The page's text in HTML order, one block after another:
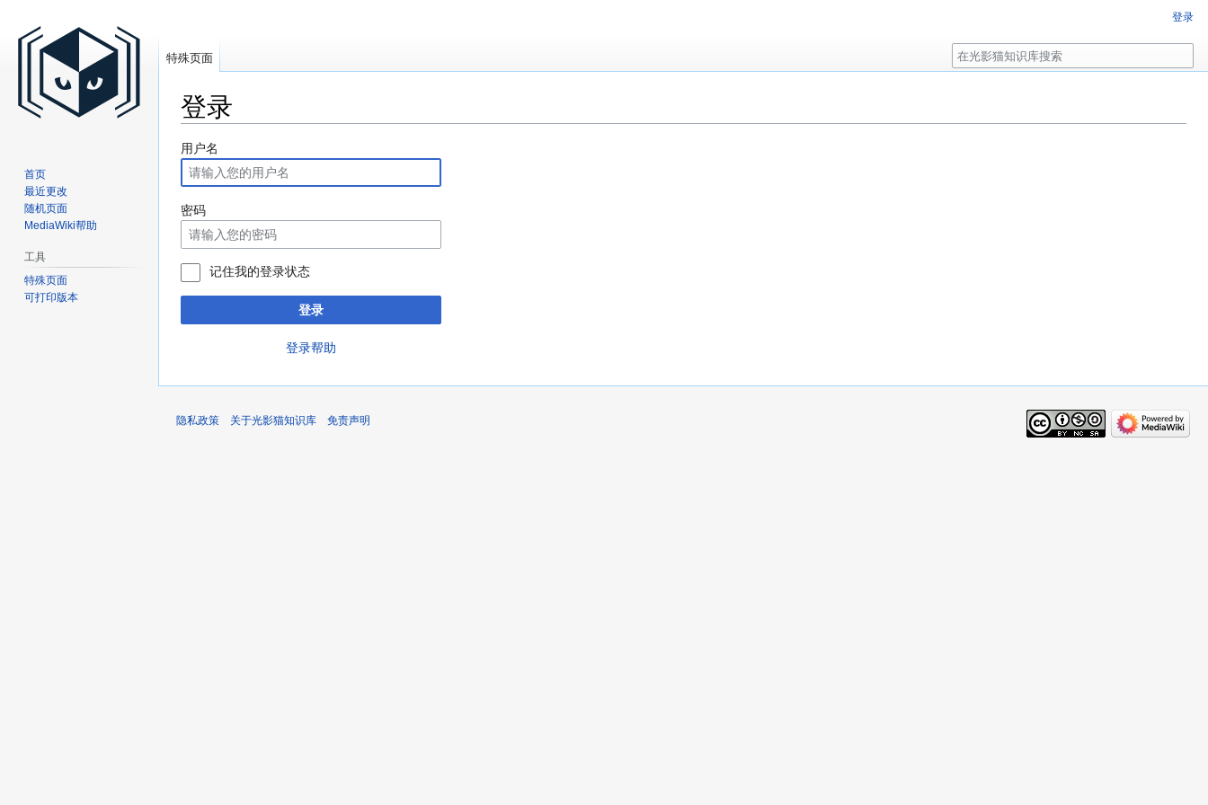
登录
跳
到
导
航
跳
到
搜
索
用户名
密码
记住我的登录状态
登录
登录帮助
登录
特殊页面
搜
首页
最近更改
随机页面
MediaWiki帮助
工具
特殊页面
可打印版本
隐私政策 关于光影猫知识库 免责声明